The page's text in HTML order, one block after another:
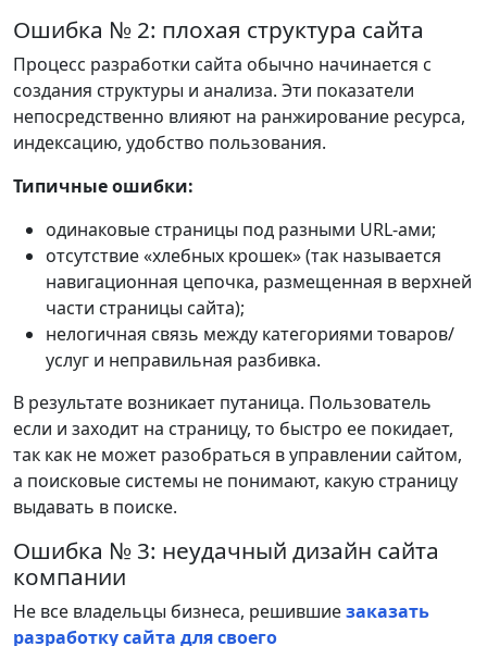
Ошибка № 2: плохая структура сайта
Процесс разработки сайта обычно начинается с
создания структуры и анализа. Эти показатели
непосредственно влияют на ранжирование ресурса,
индексацию, удобство пользования.
Типичные ошибки:
одинаковые страницы под разными URL-ами;
отсутствие «хлебных крошек» (так называется
навигационная цепочка, размещенная в верхней
части страницы сайта);
нелогичная связь между категориями товаров/
услуг и неправильная разбивка.
В результате возникает путаница. Пользователь
если и заходит на страницу, то быстро ее покидает,
так как не может разобраться в управлении сайтом,
а поисковые системы не понимают, какую страницу
выдавать в поиске.
Ошибка № 3: неудачный дизайн сайта
компании
Не все владельцы бизнеса, решившиезаказать
разработку сайта для своего